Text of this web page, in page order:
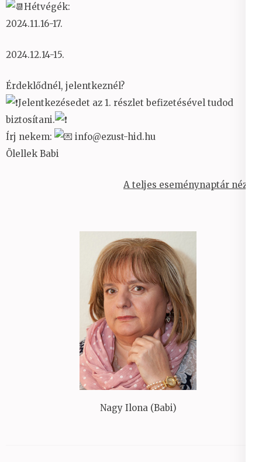
Hétvégék:
2024.11.16-17.
2024.12.14-15.
Érdeklődnél, jelentkeznél?
Jelentkezésedet az 1. részlet befizetésével tudod
biztosítani.
Írj nekem:
info@ezust-hid.hu
Ölellek Babi
A teljes eseménynaptár nézet
Nagy Ilona (Babi)